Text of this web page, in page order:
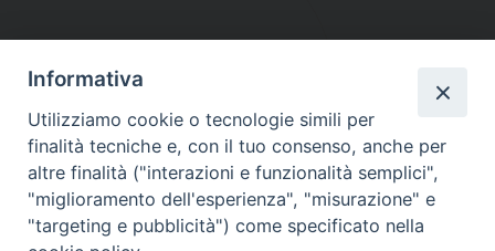
DIOCESI SUBURBICARIA DI ALBANO
Contatti:Tel.: 06.93268401 - Fax.: 06.9323844
E-mail:curia@diocesidialbano.it
Orari: dal Lunedì al Venerdì Ore: 9:00 - 13:00
Informativa
Utilizziamo cookie o tecnologie simili per
finalità tecniche e, con il tuo consenso, anche per
altre finalità ("interazioni e funzionalità semplici",
"miglioramento dell'esperienza", "misurazione" e
"targeting e pubblicità") come specificato nella